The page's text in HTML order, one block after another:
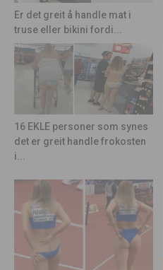
Er det greit å handle mat i
truse eller bikini fordi...
16 EKLE personer som synes
det er greit handle frokosten
i...